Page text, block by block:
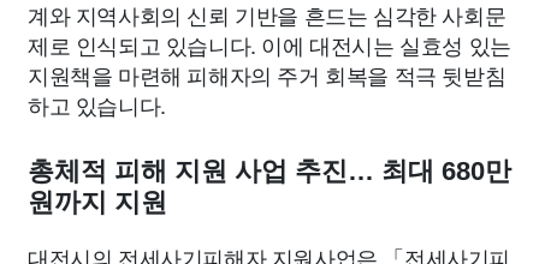
계와 지역사회의 신뢰 기반을 흔드는 심각한 사회문
제로 인식되고 있습니다. 이에 대전시는 실효성 있는
지원책을 마련해 피해자의 주거 회복을 적극 뒷받침
하고 있습니다.
총체적 피해 지원 사업 추진… 최대 680만
원까지 지원
대전시의 전세사기피해자 지원사업은 「전세사기피